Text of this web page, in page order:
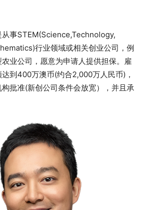
从事STEM(Science,Technology,
行业领域或相关创业公司，例
业公司，愿意为申请人提供担保。雇
到400万澳币(约合2,000万人民币)，
批准(新创公司条件会放宽），并且承